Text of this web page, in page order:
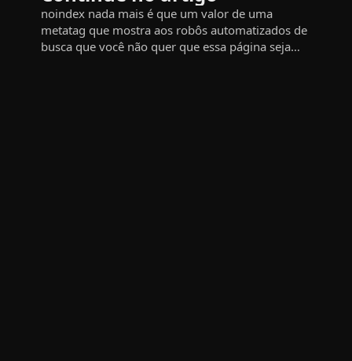
noindex nada mais é que um valor de uma
metatag que mostra aos robôs automatizados de
busca que você não quer que essa página seja